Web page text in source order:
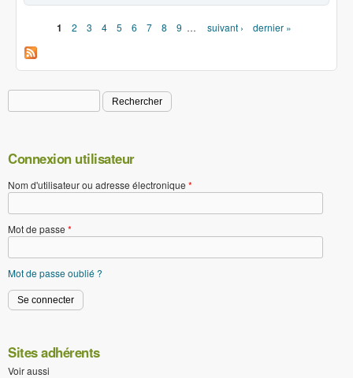
Pages
1 2 3 4 5 6 7 8 9 … suivant › dernier »
Formulaire de recherche
Connexion utilisateur
Nom d'utilisateur ou adresse électronique *
Mot de passe *
Mot de passe oublié ?
Sites adhérents
Voir aussi